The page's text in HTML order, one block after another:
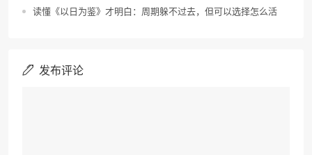
读懂《以日为鉴》才明白：周期躲不过去，但可以选择怎么活
发布评论